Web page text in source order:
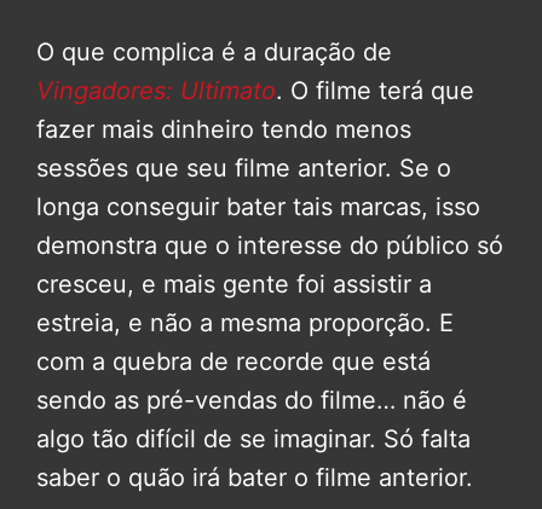
O que complica é a duração de
Vingadores: Ultimato. O filme terá que
fazer mais dinheiro tendo menos
sessões que seu filme anterior. Se o
longa conseguir bater tais marcas, isso
demonstra que o interesse do público só
cresceu, e mais gente foi assistir a
estreia, e não a mesma proporção. E
com a quebra de recorde que está
sendo as pré-vendas do filme… não é
algo tão difícil de se imaginar. Só falta
saber o quão irá bater o filme anterior.